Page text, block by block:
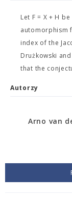
Let F = X + H
automorphism
index of the
Drużkowski
that the
Autorzy
Arno van